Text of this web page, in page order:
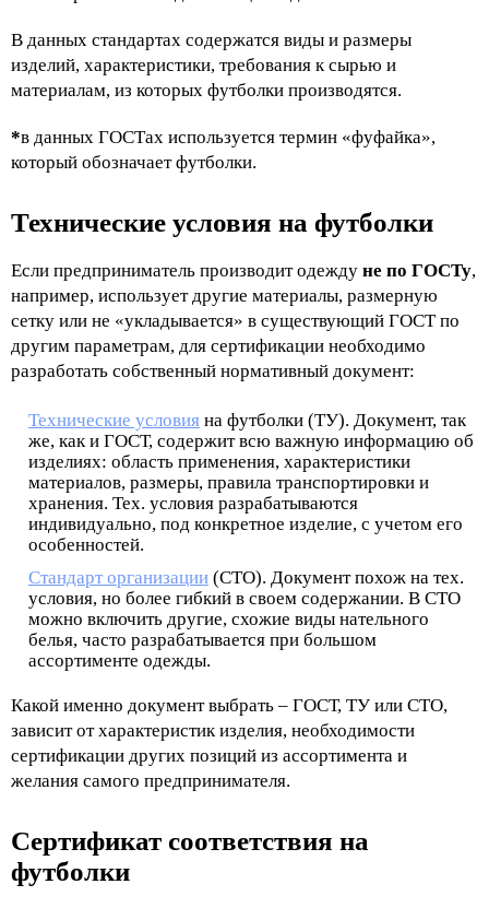
В данных стандартах содержатся виды и размеры
изделий, характеристики, требования к сырью и
материалам, из которых футболки производятся.
*в данных ГОСТах используется термин «фуфайка»,
который обозначает футболки.
Технические условия на футболки
Если предприниматель производит одежду не по ГОСТу,
например, использует другие материалы, размерную
сетку или не «укладывается» в существующий ГОСТ по
другим параметрам, для сертификации необходимо
разработать собственный нормативный документ:
Технические условия на футболки (ТУ). Документ, так
же, как и ГОСТ, содержит всю важную информацию об
изделиях: область применения, характеристики
материалов, размеры, правила транспортировки и
хранения. Тех. условия разрабатываются
индивидуально, под конкретное изделие, с учетом его
особенностей.
Стандарт организации (СТО). Документ похож на тех.
условия, но более гибкий в своем содержании. В СТО
можно включить другие, схожие виды нательного
белья, часто разрабатывается при большом
ассортименте одежды.
Какой именно документ выбрать – ГОСТ, ТУ или СТО,
зависит от характеристик изделия, необходимости
сертификации других позиций из ассортимента и
желания самого предпринимателя.
Сертификат соответствия на
футболки